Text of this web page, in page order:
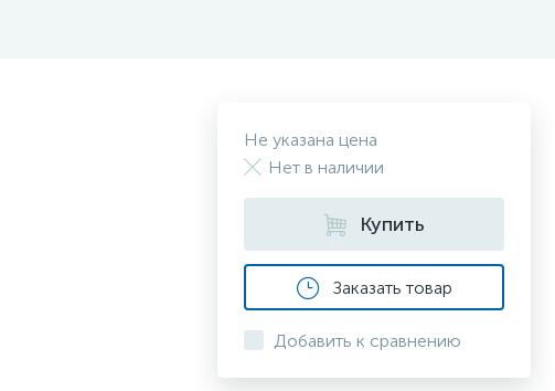
Не указана цена
Нет в наличии
Купить
Заказать товар
Добавить к сравнению